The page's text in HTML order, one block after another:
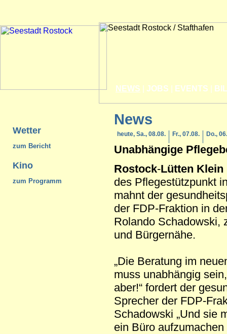
NEWS JOBS EVENTS
Wetter
zum Bericht
Kino
zum Programm
News
heute, Sa., 08.08. Fr., 07.08. Do.,
Unabhängige
Rostock-Lütten Klein
des Pflegestützpunkt
mahnt der
der FDP-Fraktion in
Rolando Schadowski,
und Bürgernähe.
„Die Beratung im
muss unabhängig
aber!“ fordert der
Sprecher der FDP-
Schadowski „Und sie
ein Büro